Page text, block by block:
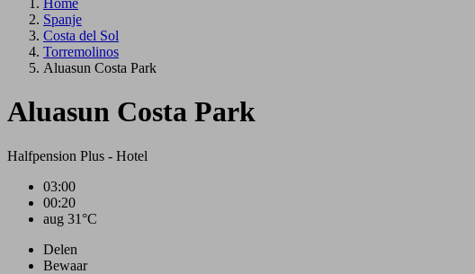
Home
Spanje
Costa del Sol
Torremolinos
Aluasun Costa Park
Aluasun Costa Park
Halfpension Plus - Hotel
03:00
00:20
aug 31°C
Delen
Bewaar